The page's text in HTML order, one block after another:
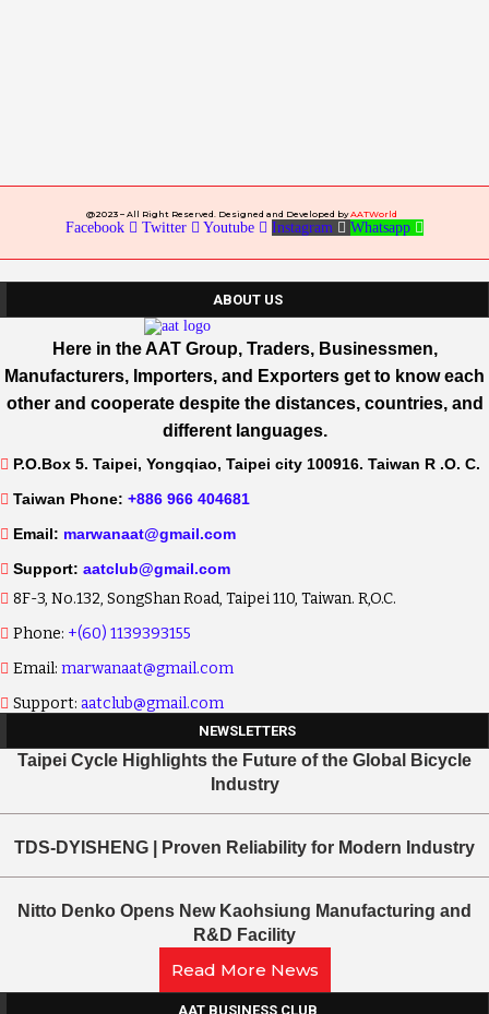
@2023 – All Right Reserved. Designed and Developed by AATWorld
Facebook Twitter Youtube Instagram Whatsapp
ABOUT US
Here in the AAT Group, Traders, Businessmen,
Manufacturers, Importers, and Exporters get to know each
other and cooperate despite the distances, countries, and
different languages.
P.O.Box 5. Taipei, Yongqiao, Taipei city 100916. Taiwan R .O. C.
Taiwan Phone: +886 966 404681
Email: marwanaat@gmail.com
Support: aatclub@gmail.com
8F-3, No.132, SongShan Road, Taipei 110, Taiwan. R,O.C.
Phone: +(60) 1139393155
Email: marwanaat@gmail.com
Support: aatclub@gmail.com
NEWSLETTERS
Taipei Cycle Highlights the Future of the Global Bicycle
Industry
TDS-DYISHENG | Proven Reliability for Modern Industry
Nitto Denko Opens New Kaohsiung Manufacturing and
R&D Facility
Read More News
AAT BUSINESS CLUB